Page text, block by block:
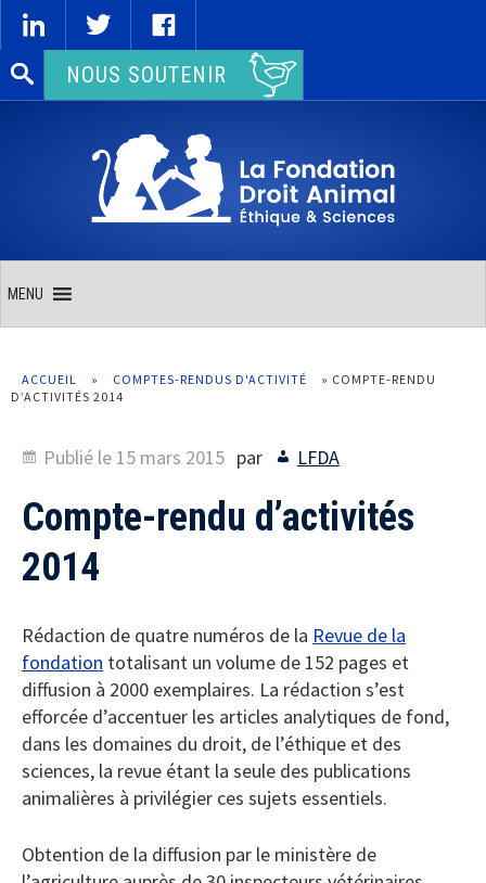
Rechercher :NOUS SOUTENIR
MENU
ACCUEIL » COMPTES-RENDUS D'ACTIVITÉ » COMPTE-RENDU
D’ACTIVITÉS 2014
Publié le 15 mars 2015 par LFDA
Compte-rendu d’activités
2014
Rédaction de quatre numéros de la Revue de la
fondation totalisant un volume de 152 pages et
diffusion à 2000 exemplaires. La rédaction s’est
efforcée d’accentuer les articles analytiques de fond,
dans les domaines du droit, de l’éthique et des
sciences, la revue étant la seule des publications
animalières à privilégier ces sujets essentiels.
Obtention de la diffusion par le ministère de